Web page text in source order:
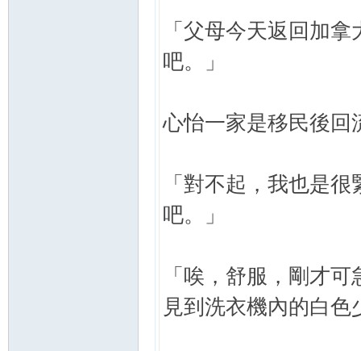
「父母今天返回加
吧。」
心怡一家是移民後回
「對不起，我也是
吧。」
「唉，舒服，剛才
見到洗衣機內的白色